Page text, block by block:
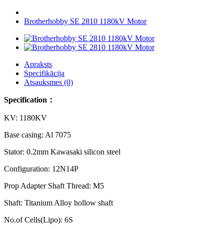
Brotherhobby SE 2810 1180kV Motor
Apraksts
Specifikācija
Atsauksmes (0)
Specification：
KV: 1180KV
Base casing: Al 7075
Stator: 0.2mm Kawasaki silicon steel
Configuration: 12N14P
Prop Adapter Shaft Thread: M5
Shaft: Titanium Alloy hollow shaft
No.of Cells(Lipo): 6S